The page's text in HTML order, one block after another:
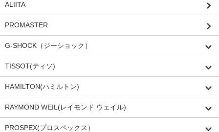
ALIITA
PROMASTER
G-SHOCK（ジーショック）
TISSOT(ティソ)
HAMILTON(ハミルトン)
RAYMOND WEIL(レイモンド ウェイル)
PROSPEX(プロスペックス）